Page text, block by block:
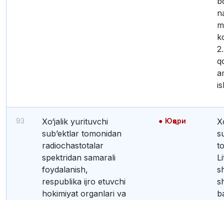
93
Xo‘jalik yurituvchi
sub’ektlar tomonidan
radiochastotalar
spektridan samarali
foydalanish,
respublika ijro etuvchi
hokimiyat organlari va
Юқори
Xo‘jalik yurituvchi